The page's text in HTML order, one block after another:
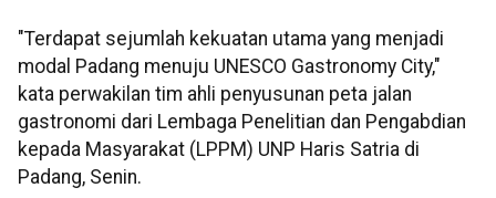
"Terdapat sejumlah kekuatan utama yang menjadi
modal Padang menuju UNESCO Gastronomy City,"
kata perwakilan tim ahli penyusunan peta jalan
gastronomi dari Lembaga Penelitian dan Pengabdian
kepada Masyarakat (LPPM) UNP Haris Satria di
Padang, Senin.